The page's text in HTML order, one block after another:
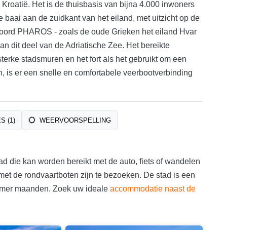
Het is de thuisbasis van bijna 4.000 inwoners
aan de zuidkant van het eiland, met uitzicht op de
PHAROS - zoals de oude Grieken het eiland Hvar
dit deel van de Adriatische Zee. Het bereikte
stadsmuren en het fort als het gebruikt om een
is er een snelle en comfortabele veerbootverbinding
(1) WEERVOORSPELLING
die kan worden bereikt met de auto, fiets of wandelen
de rondvaartboten zijn te bezoeken. De stad is een
maanden. Zoek uw ideale accommodatie naast de